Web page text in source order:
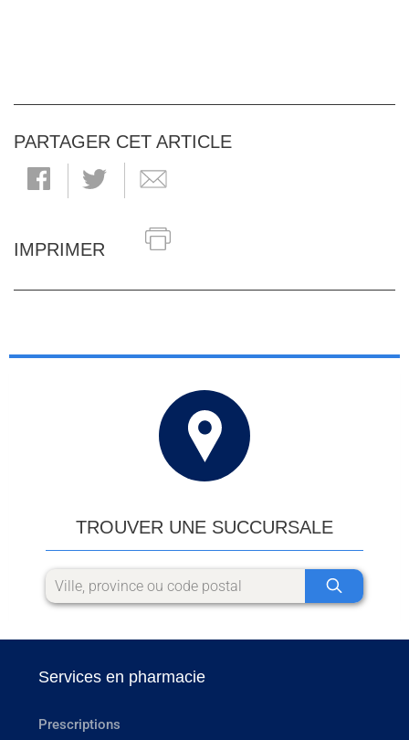
PARTAGER CET ARTICLE
IMPRIMER
TROUVER UNE SUCCURSALE
Services en pharmacie
Prescriptions